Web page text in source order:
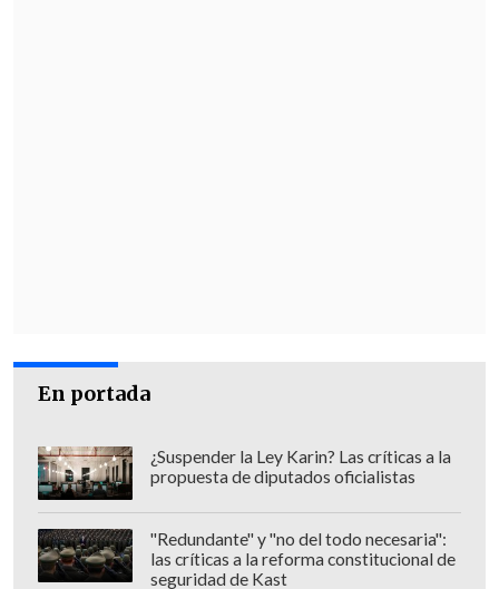
En portada
¿Suspender la Ley Karin? Las críticas a la
propuesta de diputados oficialistas
"Redundante" y "no del todo necesaria":
las críticas a la reforma constitucional de
seguridad de Kast